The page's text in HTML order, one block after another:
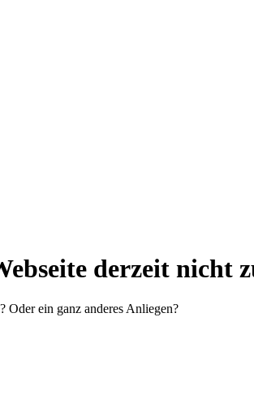
derzeit nicht
Oder ein ganz anderes Anliegen?